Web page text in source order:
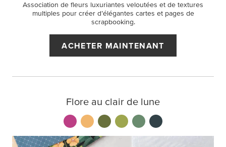
Association de fleurs luxuriantes veloutées et de textures
multiples pour créer d’élégantes cartes et pages de
scrapbooking.
ACHETER MAINTENANT
Flore au clair de lune